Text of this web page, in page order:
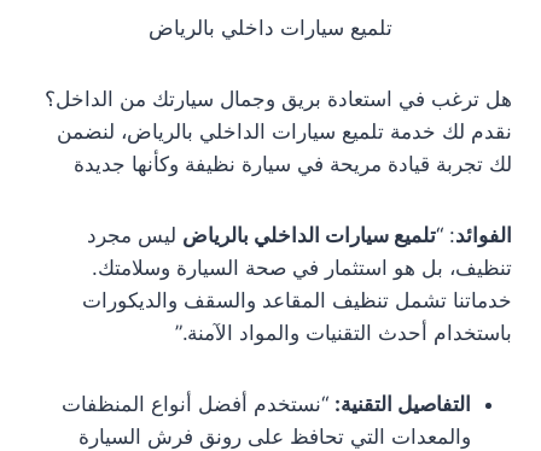
تلميع سيارات داخلي بالرياض
هل ترغب في استعادة بريق وجمال سيارتك من الداخل؟
نقدم لك خدمة تلميع سيارات الداخلي بالرياض، لنضمن
لك تجربة قيادة مريحة في سيارة نظيفة وكأنها جديدة
الفوائد: “تلميع سيارات الداخلي بالرياض ليس مجرد
تنظيف، بل هو استثمار في صحة السيارة وسلامتك.
خدماتنا تشمل تنظيف المقاعد والسقف والديكورات
باستخدام أحدث التقنيات والمواد الآمنة.”
التفاصيل التقنية: “نستخدم أفضل أنواع المنظفات
والمعدات التي تحافظ على رونق فرش السيارة